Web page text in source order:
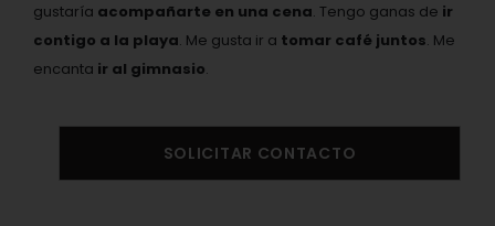
gustaría acompañarte en una cena. Tengo ganas de ir
contigo a la playa. Me gusta ir a tomar café juntos. Me
encanta ir al gimnasio.
SOLICITAR CONTACTO